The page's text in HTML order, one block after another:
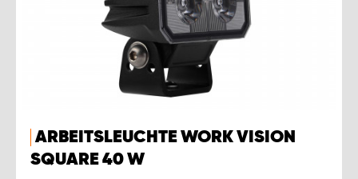
ARBEITSLEUCHTE WORK VISION
SQUARE 40 W